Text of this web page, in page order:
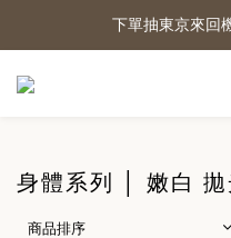
下單抽東京來
下單抽東京來
註冊送200
身體系列 │ 嫩白 拋
商品排序